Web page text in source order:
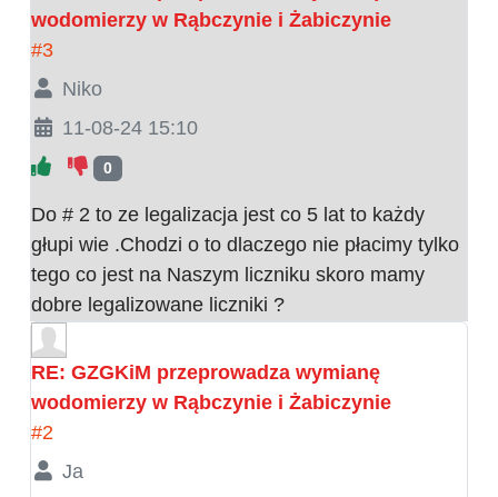
wodomierzy w Rąbczynie i Żabiczynie
#3
Niko
11-08-24 15:10
0
Do # 2 to ze legalizacja jest co 5 lat to każdy
głupi wie .Chodzi o to dlaczego nie płacimy tylko
tego co jest na Naszym liczniku skoro mamy
dobre legalizowane liczniki ?
RE: GZGKiM przeprowadza wymianę
wodomierzy w Rąbczynie i Żabiczynie
#2
Ja